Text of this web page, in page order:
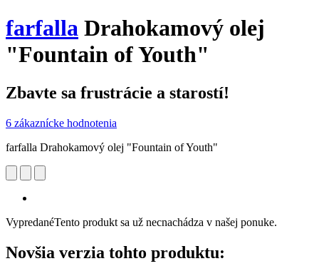
farfalla Drahokamový olej
"Fountain of Youth"
Zbavte sa frustrácie a starostí!
6 zákaznícke hodnotenia
farfalla Drahokamový olej "Fountain of Youth"
VypredanéTento produkt sa už necnachádza v našej ponuke.
Novšia verzia tohto produktu: